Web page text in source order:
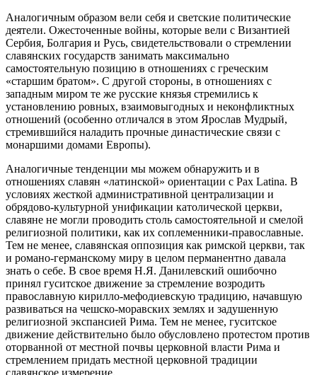
Аналогичным образом вели себя и светские политические
деятели. Ожесточенные войны, которые вели с Византией
Сербия, Болгария и Русь, свидетельствовали о стремлении
славянских государств занимать максимально
самостоятельную позицию в отношениях с греческим
«старшим братом». С другой стороны, в отношениях с
западным миром те же русские князья стремились к
установлению ровных, взаимовыгодных и неконфликтных
отношений (особенно отличался в этом Ярослав Мудрый,
стремившийся наладить прочные династические связи с
монаршими домами Европы).
Аналогичные тенденции мы можем обнаружить и в
отношениях славян «латинской» ориентации с Pax Latina. В
условиях жесткой административной централизации и
обрядово-культурной унификации католической церкви,
славяне не могли проводить столь самостоятельной и смелой
религиозной политики, как их соплеменники-православные.
Тем не менее, славянская оппозиция как римской церкви, так
и романо-германскому миру в целом перманентно давала
знать о себе. В свое время Н.Я. Данилевский ошибочно
принял гуситское движение за стремление возродить
православную кирилло-мефодиевскую традицию, начавшую
развиваться на чешско-моравских землях и задушенную
религиозной экспансией Рима. Тем не менее, гуситское
движение действительно было обусловлено протестом против
оторванной от местной почвы церковной власти Рима и
стремлением придать местной церковной традиции
славянское измерение.